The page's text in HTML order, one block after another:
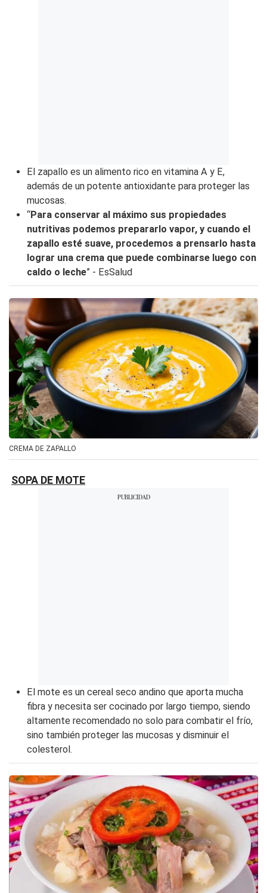
El zapallo es un alimento rico en vitamina A y E,
además de un potente antioxidante para proteger las
mucosas.
“Para conservar al máximo sus propiedades
nutritivas podemos prepararlo vapor, y cuando el
zapallo esté suave, procedemos a prensarlo hasta
lograr una crema que puede combinarse luego con
caldo o leche” - EsSalud
CREMA DE ZAPALLO
SOPA DE MOTE
El mote es un cereal seco andino que aporta mucha
fibra y necesita ser cocinado por largo tiempo, siendo
altamente recomendado no solo para combatir el frío,
sino también proteger las mucosas y disminuir el
colesterol.